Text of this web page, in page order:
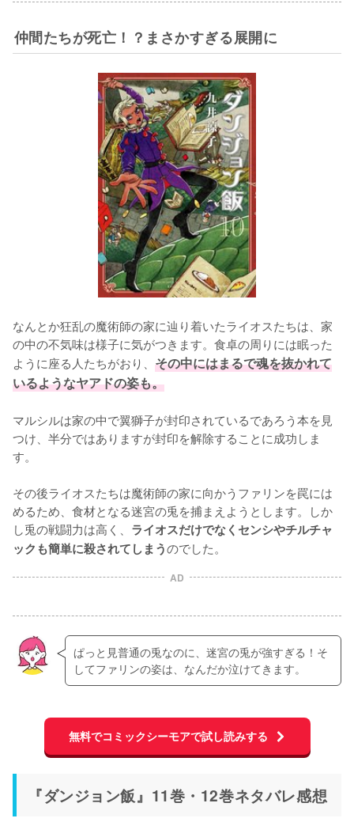
仲間たちが死亡！？まさかすぎる展開に
なんとか狂乱の魔術師の家に辿り着いたライオスたちは、家
の中の不気味は様子に気がつきます。食卓の周りには眠った
ように座る人たちがおり、 その中にはまるで魂を抜かれて
いるようなヤアドの姿も。
マルシルは家の中で翼獅子が封印されているであろう本を見
つけ、半分ではありますが封印を解除することに成功しま
す。
その後ライオスたちは魔術師の家に向かうファリンを罠には
めるため、食材となる迷宮の兎を捕まえようとします。しか
し兎の戦闘力は高く、 ライオスだけでなくセンシやチルチャ
ックも簡単に殺されてしまうのでした。
AD
ぱっと見普通の兎なのに、迷宮の兎が強すぎる！そ
してファリンの姿は、なんだか泣けてきます。
無料でコミックシーモアで試し読みする
『ダンジョン飯』11巻・12巻ネタバレ感想